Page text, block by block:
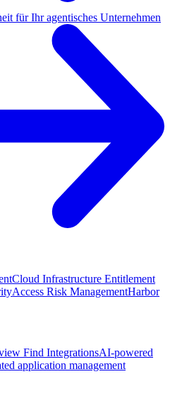
für Ihr agentisches Unternehmen
Cloud Infrastructure Entitlement
Access Risk ManagementHarbor
Find IntegrationsAI-powered
application management